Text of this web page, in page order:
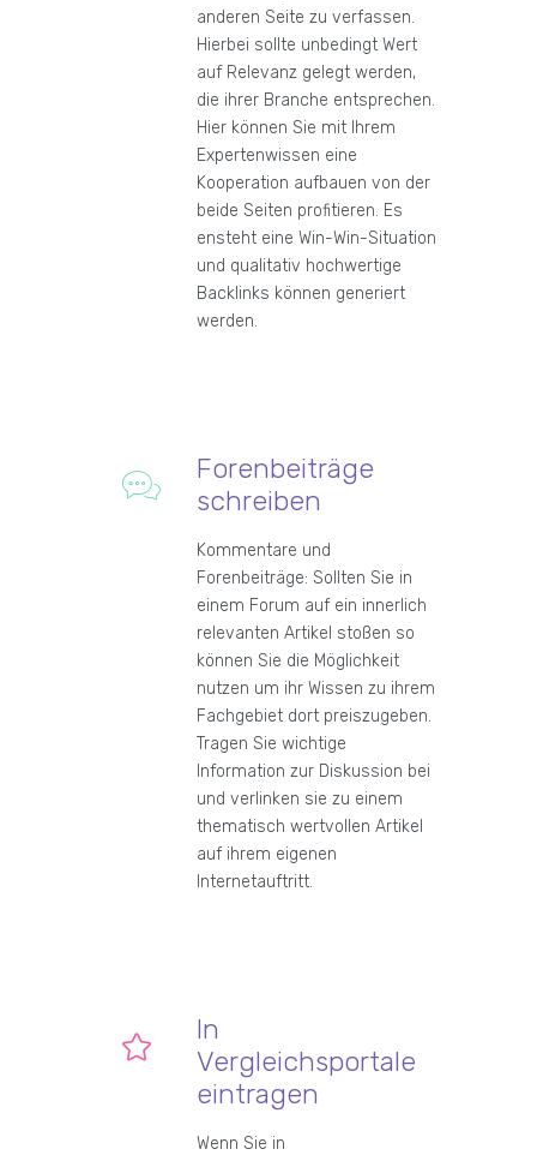
anderen Seite zu verfassen.
Hierbei sollte unbedingt Wert
auf Relevanz gelegt werden,
die ihrer Branche entsprechen.
Hier können Sie mit Ihrem
Expertenwissen eine
Kooperation aufbauen von der
beide Seiten profitieren. Es
ensteht eine Win-Win-Situation
und qualitativ hochwertige
Backlinks können generiert
werden.
Forenbeiträge
schreiben
Kommentare und
Forenbeiträge: Sollten Sie in
einem Forum auf ein innerlich
relevanten Artikel stoßen so
können Sie die Möglichkeit
nutzen um ihr Wissen zu ihrem
Fachgebiet dort preiszugeben.
Tragen Sie wichtige
Information zur Diskussion bei
und verlinken sie zu einem
thematisch wertvollen Artikel
auf ihrem eigenen
Internetauftritt.
In
Vergleichsportale
eintragen
Wenn Sie in